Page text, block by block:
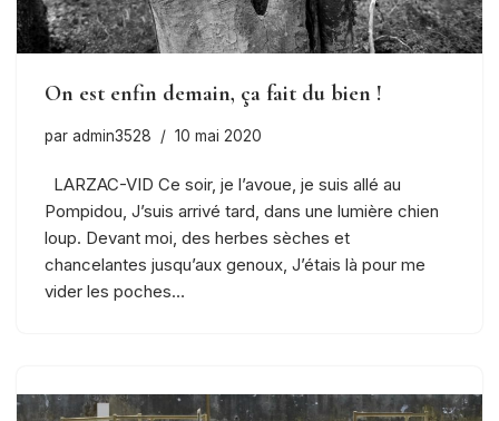
On est enfin demain, ça fait du bien !
par admin3528 10 mai 2020
LARZAC-VID Ce soir, je l’avoue, je suis allé au
Pompidou, J’suis arrivé tard, dans une lumière chien
loup. Devant moi, des herbes sèches et
chancelantes jusqu’aux genoux, J’étais là pour me
vider les poches…